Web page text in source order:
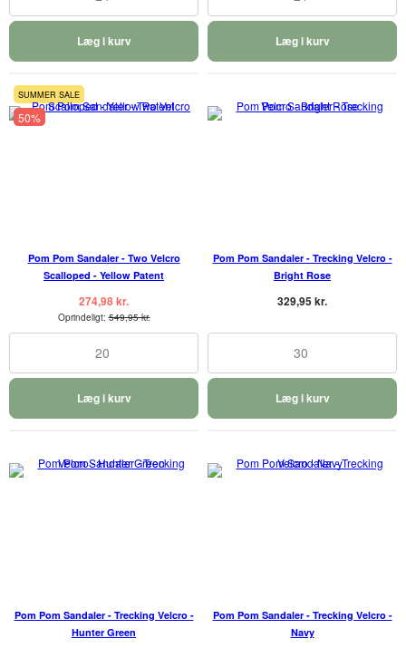
Læg i kurv Læg i kurv
SUMMER SALE
50%
Pom Pom Sandaler - Two Velcro
Scalloped - Yellow Patent
274,98 kr.
Oprindeligt:549,95 kr.
20
Læg i kurv
Pom Pom Sandaler - Trecking Velcro -
Bright Rose
329,95 kr.
30
Læg i kurv
Pom Pom Sandaler - Trecking Velcro -
Hunter Green
Pom Pom Sandaler - Trecking Velcro -
Navy